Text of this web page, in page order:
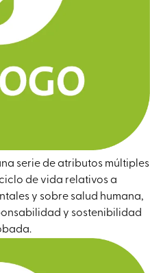
serie de atributos múltiples
de vida relativos a
y sobre salud humana,
y sostenibilidad